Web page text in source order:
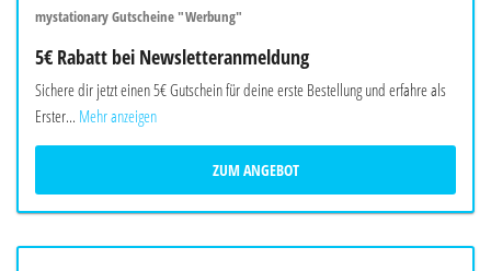
mystationary Gutscheine "Werbung"
5€ Rabatt bei Newsletteranmeldung
Sichere dir jetzt einen 5€ Gutschein für deine erste Bestellung und erfahre als
Erster... Mehr anzeigen
ZUM ANGEBOT